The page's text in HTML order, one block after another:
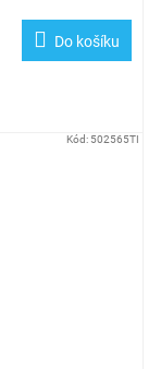
Do košíku
Kód: 502565TI